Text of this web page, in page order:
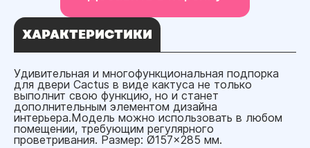
ХАРАКТЕРИСТИКИ
Удивительная и многофункциональная подпорка
для двери Cactus в виде кактуса не только
выполнит свою функцию, но и станет
дополнительным элементом дизайна
интерьера.Модель можно использовать в любом
помещении, требующим регулярного
проветривания. Размер: Ø157x285 мм.